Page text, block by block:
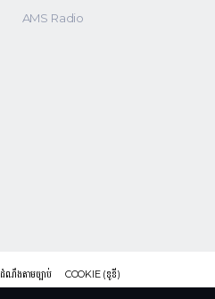
AMS Radio
ដំណឹងតាមច្បាប់ COOKIE (ខូខី)